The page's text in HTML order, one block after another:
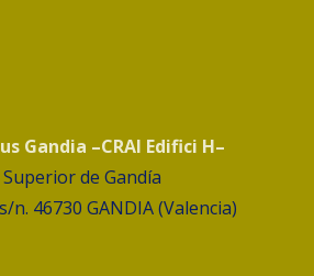
Gandia –CRAI Edifici H–
de Gandía
n. 46730 GANDIA (Valencia)